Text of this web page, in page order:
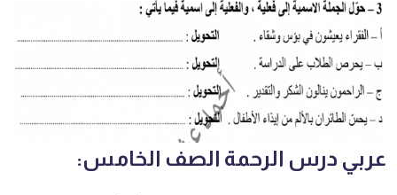
عربي درس الرحمة الصف الخامس: